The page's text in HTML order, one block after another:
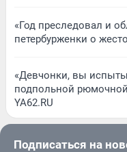
«Год преследовал и
петербурженки о
«Девчонки, вы
подпольной
YA62.RU
Подписаться на